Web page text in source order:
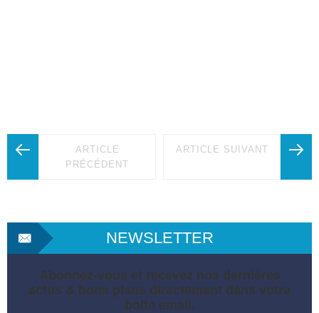
ARTICLE
PRÉCÉDENT
ARTICLE SUIVANT
NEWSLETTER
Abonnez-vous et recevez nos dernières
actus & bons plans directement dans votre
boite email.